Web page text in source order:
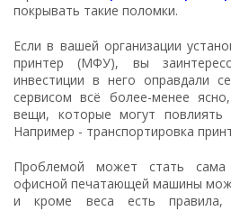
покрывать такие поломки.
Если в вашей организации
принтер (МФУ), вы
инвестиции в него оправдали
сервисом всё более-менее
вещи, которые могут повлиять
Например - транспортировка
Проблемой может стать сама
офисной печатающей машины
и кроме веса есть правила,